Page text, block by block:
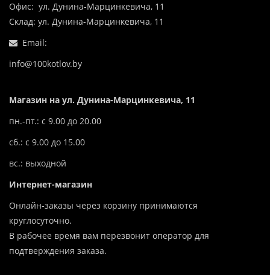
Офис: ул. Дунина-Марцинкевича, 11
Склад: ул. Дунина-Марцинкевича, 11
Email:
info@100kotlov.by
Магазин на ул. Дунина-Марцинкевича, 11
пн.-пт.: с 9.00 до 20.00
сб.: с 9.00 до 15.00
вс.: выходной
Интернет-магазин
Онлайн-заказы через корзину принимаются
круглосуточно.
В рабочее время вам перезвонит оператор для
подтверждения заказа.